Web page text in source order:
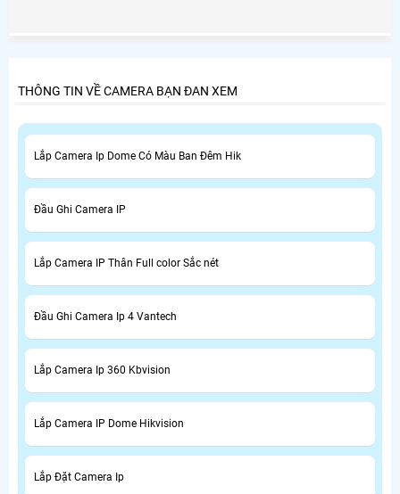
THÔNG TIN VỀ CAMERA BẠN ĐAN XEM
Lắp Camera Ip Dome Có Màu Ban Đêm Hik
Đầu Ghi Camera IP
Lắp Camera IP Thân Full color Sắc nét
Đầu Ghi Camera Ip 4 Vantech
Lắp Camera Ip 360 Kbvision
Lắp Camera IP Dome Hikvision
Lắp Đặt Camera Ip